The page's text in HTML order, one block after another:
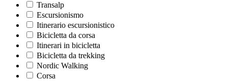
Transalp
Escursionismo
Itinerario escursionistico
Bicicletta da corsa
Itinerari in bicicletta
Bicicletta da trekking
Nordic Walking
Corsa